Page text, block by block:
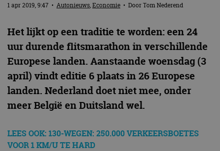
1 apr 2019, 9:47 • Autonieuws,Economie • DoorTom Nederend
Het lijkt op een traditie te worden: een 24
uur durende flitsmarathon in verschillende
Europese landen. Aanstaande woensdag (3
april) vindt editie 6 plaats in 26 Europese
landen. Nederland doet niet mee, onder
meer België en Duitsland wel.
LEES OOK: 130-WEGEN: 250.000 VERKEERSBOETES
VOOR 1 KM/U TE HARD